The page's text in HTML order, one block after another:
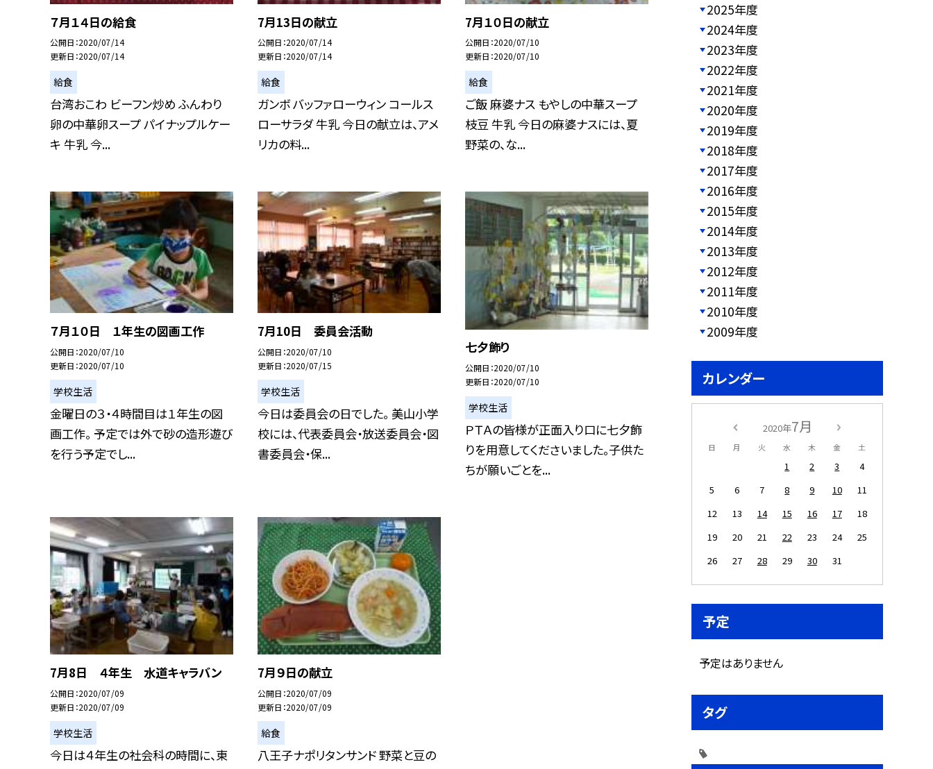
７月１４日の給食
公開日 2020/07/14
更新日 2020/07/14
給食
台湾おこわ ビーフン炒め ふんわり
卵の中華卵スープ パイナップルケー
キ 牛乳 今...
7月13日の献立
公開日 2020/07/14
更新日 2020/07/14
給食
ガンボ バッファローウィン コールス
ローサラダ 牛乳 今日の献立は、アメ
リカの料...
7月１０日の献立
公開日 2020/07/10
更新日 2020/07/10
給食
ご飯 麻婆ナス もやしの中華スープ
枝豆 牛乳 今日の麻婆ナスには、夏
野菜の、な...
７月１０日 １年生の図画工作
公開日 2020/07/10
更新日 2020/07/10
学校生活
金曜日の３・４時間目は１年生の図
画工作。 予定では外で砂の造形遊び
を行う予定でし...
7月10日 委員会活動
公開日 2020/07/10
更新日 2020/07/15
学校生活
今日は委員会の日でした。 美山小学
校には、代表委員会・放送委員会・図
書委員会・保...
七夕飾り
公開日 2020/07/10
更新日 2020/07/10
学校生活
ＰＴＡの皆様が正面入り口に七夕飾
りを用意してくださいました。子供た
ちが願いごとを...
7月8日 ４年生 水道キャラバン
公開日 2020/07/09
更新日 2020/07/09
学校生活
今日は４年生の社会科の時間に、東
7月９日の献立
公開日 2020/07/09
更新日 2020/07/09
給食
八王子ナポリタンサンド 野菜と豆の
2025年度
2024年度
2023年度
2022年度
2021年度
2020年度
2019年度
2018年度
2017年度
2016年度
2015年度
2014年度
2013年度
2012年度
2011年度
2010年度
2009年度
カレンダー
2020年7月
日 月 火 水 木 金 土
1 2 3
4
5
6 7 8 9 10
11
12
13 14 15 16 17
18
19
20 21 22 23 24
25
26
27 28 29 30 31
予定
予定はありません
タグ